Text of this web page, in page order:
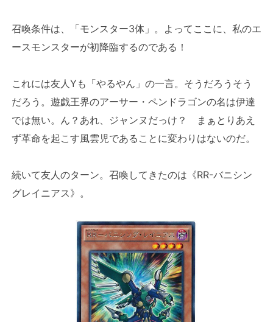
召喚条件は、「モンスター3体」。よってここに、私のエ
ースモンスターが初降臨するのである！
これには友人Yも「やるやん」の一言。そうだろうそう
だろう。遊戯王界のアーサー・ペンドラゴンの名は伊達
では無い。ん？あれ、ジャンヌだっけ？ まぁとりあえ
ず革命を起こす風雲児であることに変わりはないのだ。
続いて友人のターン。召喚してきたのは《RR-バニシン
グレイニアス》。